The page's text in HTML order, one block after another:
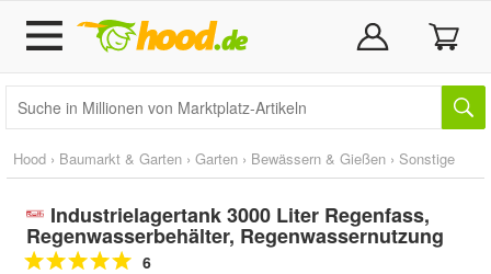
Hood › Baumarkt & Garten › Garten › Bewässern & Gießen › Sonstige
Industrielagertank 3000 Liter Regenfass,
Regenwasserbehälter, Regenwassernutzung
6